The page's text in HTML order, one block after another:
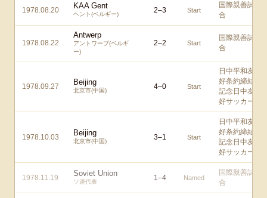
1978.08.20 KAA Gent
ヘント(ベルギー) 2–3 Start
国際親善試
合
1978.08.22
Antwerp
アントワープ(ベルギ
ー)
2–2 Start
国際親善試
合
1978.09.27 Beijing
北京市(中国) 4–0 Start
日中平和友
好条約締結
記念日中友
好サッカー
1978.10.03 Beijing
北京市(中国) 3–1 Start
日中平和友
好条約締結
記念日中友
好サッカー
1978.11.19 Soviet Union
ソ連代表 1–4 Named
国際親善試
合